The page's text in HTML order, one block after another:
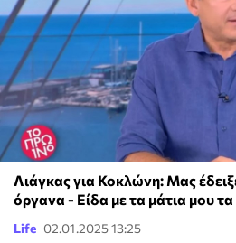
Λιάγκας για Κοκλώνη: Μας
όργανα - Είδα με τα μάτια μου
Life 02.01.2025 13:25